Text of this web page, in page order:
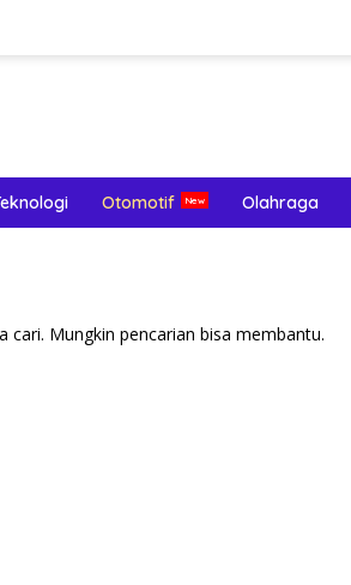
Otomotif Olahraga
cari. Mungkin pencarian bisa membantu.